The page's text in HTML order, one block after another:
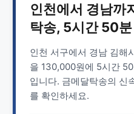
인천에서 경남
탁송, 5시간 50
인천 서구에서 경남 김해
을 130,000원에 5시간
입니다. 금메달탁송의 신
를 확인하세요.